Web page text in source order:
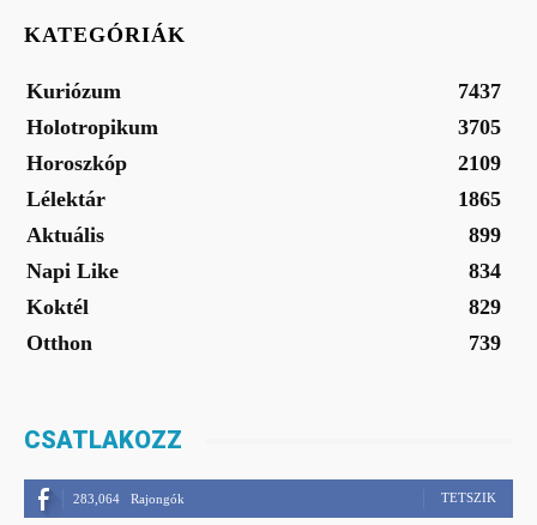
KATEGÓRIÁK
Kuriózum
7437
Holotropikum
3705
Horoszkóp
2109
Lélektár
1865
Aktuális
899
Napi Like
834
Koktél
829
Otthon
739
CSATLAKOZZ
283,064 Rajongók TETSZIK